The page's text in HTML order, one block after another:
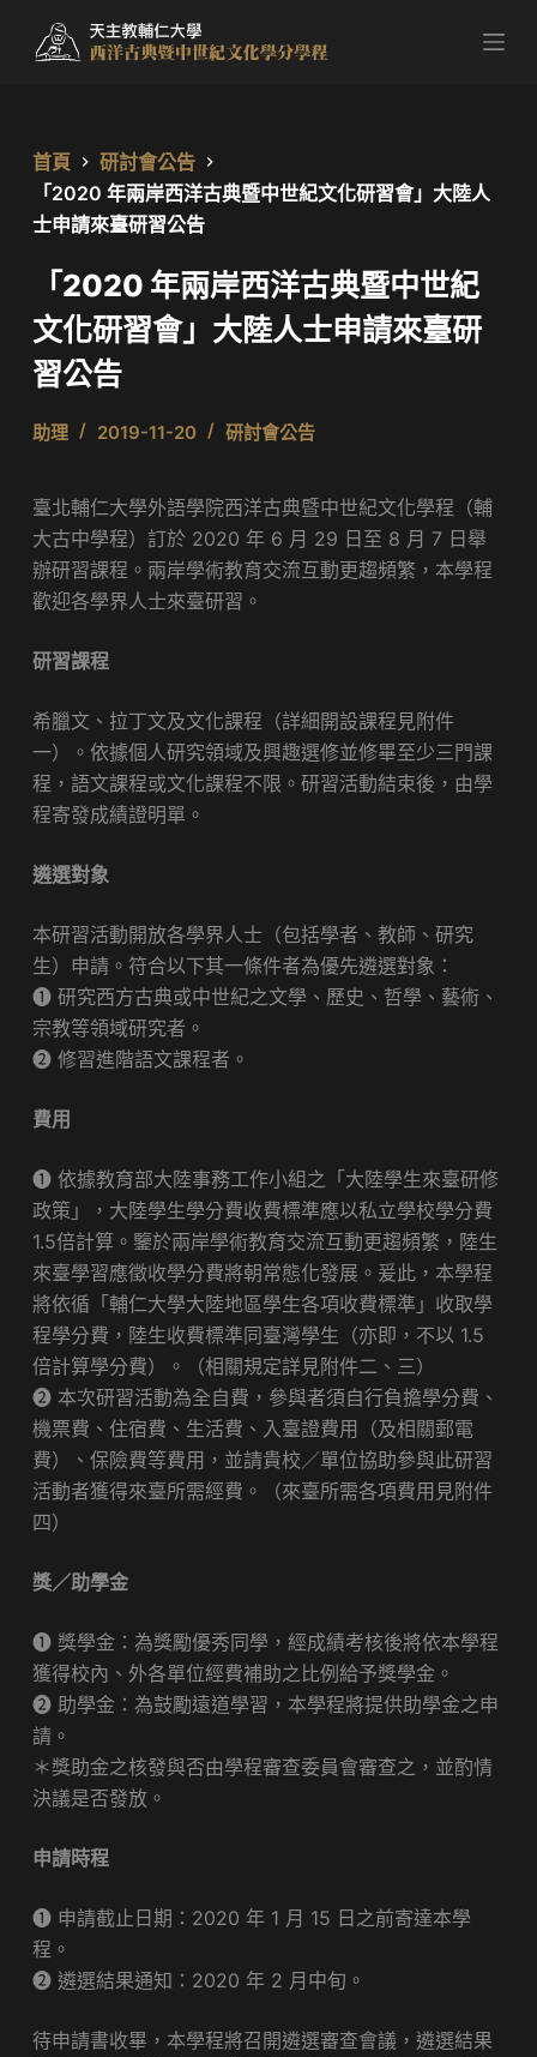
至
內
首頁
研討會公告
「2020 年兩岸西洋古典暨中世紀文化研習會」大陸人
士申請來臺研習公告
「2020 年兩岸西洋古典暨中世紀
文化研習會」大陸人士申請來臺研
習公告
助理 2019-11-20 研討會公告
臺北輔仁大學外語學院西洋古典暨中世紀文化學程（輔
大古中學程）訂於 2020 年 6 月 29 日至 8 月 7 日舉
辦研習課程。兩岸學術教育交流互動更趨頻繁，本學程
歡迎各學界人士來臺研習。
研習課程
希臘文、拉丁文及文化課程（詳細開設課程見附件
一）。依據個人研究領域及興趣選修並修畢至少三門課
程，語文課程或文化課程不限。研習活動結束後，由學
程寄發成績證明單。
遴選對象
本研習活動開放各學界人士（包括學者、教師、研究
生）申請。符合以下其一條件者為優先遴選對象：
❶ 研究西方古典或中世紀之文學、歷史、哲學、藝術、
宗教等領域研究者。
❷ 修習進階語文課程者。
費用
❶ 依據教育部大陸事務工作小組之「大陸學生來臺研修
政策」，大陸學生學分費收費標準應以私立學校學分費
1.5倍計算。鑒於兩岸學術教育交流互動更趨頻繁，陸生
來臺學習應徵收學分費將朝常態化發展。爰此，本學程
將依循「輔仁大學大陸地區學生各項收費標準」收取學
程學分費，陸生收費標準同臺灣學生（亦即，不以 1.5
倍計算學分費）。（相關規定詳見附件二、三）
❷ 本次研習活動為全自費，參與者須自行負擔學分費、
機票費、住宿費、生活費、入臺證費用（及相關郵電
費）、保險費等費用，並請貴校／單位協助參與此研習
活動者獲得來臺所需經費。（來臺所需各項費用見附件
四）
獎／助學金
❶ 獎學金：為獎勵優秀同學，經成績考核後將依本學程
獲得校內、外各單位經費補助之比例給予獎學金。
❷ 助學金：為鼓勵遠道學習，本學程將提供助學金之申
請。
＊獎助金之核發與否由學程審查委員會審查之，並酌情
決議是否發放。
申請時程
❶ 申請截止日期：2020 年 1 月 15 日之前寄達本學
程。
❷ 遴選結果通知：2020 年 2 月中旬。
待申請書收畢，本學程將召開遴選審查會議，遴選結果